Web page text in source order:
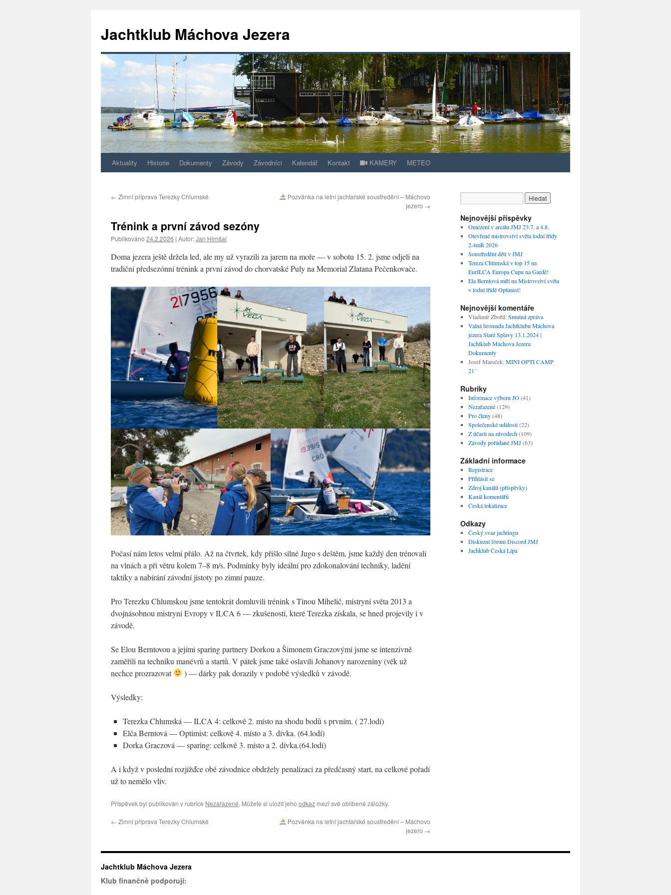
Jachtklub Máchova Jezera
Přejít
obsahu
Aktuality Historie Dokumenty Závody Závodníci Kalendář Kontakt KAMERY METEO
← Zimní příprava Terezky Chlumské
Pozvánka na letní jachtařské soustředění – Máchovo
jezero →
Trénink a první závod sezóny
Publikováno 24.2.2026 | Autor:Jan Hirnšal
Doma jezera ještě držela led, ale my už vyrazili za jarem na moře — v sobotu 15. 2. jsme odjeli na
tradiční předsezónní trénink a první závod do chorvatské Puly na Memorial Zlatana Pečenkovače.
Počasí nám letos velmi přálo. Až na čtvrtek, kdy přišlo silné Jugo s deštěm, jsme každý den trénovali
na vlnách a při větru kolem 7–8 m/s. Podmínky byly ideální pro zdokonalování techniky, ladění
taktiky a nabírání závodní jistoty po zimní pauze.
Pro Terezku Chlumskou jsme tentokrát domluvili trénink s Tinou Mihelič, mistryní světa 2013 a
dvojnásobnou mistryní Evropy v ILCA 6 — zkušenosti, které Terezka získala, se hned projevily i v
závodě.
Se Elou Berntovou a jejími sparing partnery Dorkou a Šimonem Graczovými jsme se intenzivně
zaměřili na techniku manévrů a startů. V pátek jsme také oslavili Johanovy narozeniny (věk už
nechce prozrazovat
) — dárky pak dorazily v podobě výsledků v závodě.
Výsledky:
Terezka Chlumská — ILCA 4: celkově 2. místo na shodu bodů s prvním. ( 27.lodí)
Elča Berntová — Optimist: celkově 4. místo a 3. dívka. (64.lodí)
Dorka Graczová — sparing: celkově 3. místo a 2. dívka.(64.lodí)
A i když v poslední rozjížďce obě závodnice obdržely penalizaci za předčasný start, na celkové pořadí
už to nemělo vliv.
Příspěvek byl publikován v rubrice Nezařazené. Můžete si uložit jeho odkaz mezi své oblíbené záložky.
← Zimní příprava Terezky Chlumské
Pozvánka na letní jachtařské soustředění – Máchovo
jezero →
Nejnovější příspěvky
Omezení v areálu JMJ 23.7. a 4.8.
Otevřené mistrovství světa lodní třídy
2.4mR 2026
Soustředění dětí v JMJ
Tereza Chlumská v top 15 na
EurILCA Europa Cupu na Gardě!
Ela Berntová míří na Mistrovství světa
v lodní třídě Optimist!
Nejnovější komentáře
Vladimír Zbořil:Smutná zpráva
Valná hromada Jachtklubu Máchova
jezera Staré Splavy 13.1.2024 |
Jachtklub Máchova Jezera:
Dokumenty
Josef Mareček:MINI OPTI CAMP
21´
Rubriky
Informace výboru JO(41)
Nezařazené(129)
Pro členy(48)
Společenské události(22)
Z účasti na závodech(109)
Závody pořádané JMJ(63)
Základní informace
Registrace
Přihlásit se
Zdroj kanálů (příspěvky)
Kanál komentářů
Česká lokalizace
Odkazy
Český svaz jachtingu
Diskuzní fórum Discord JMJ
Jachklub Česká Lípa
Jachtklub Máchova Jezera
Klub finančně podporují: